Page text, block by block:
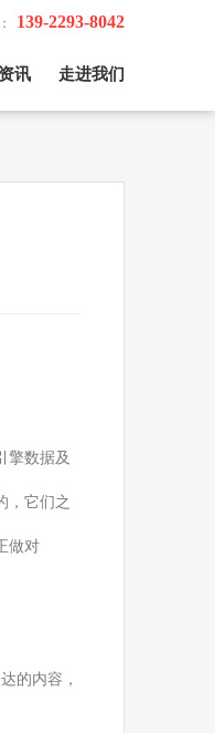
讯 走进我们
139-2293-8042
擎数据及
，它们之
做对
的内容，